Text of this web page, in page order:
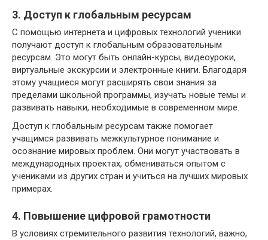
3. Доступ к глобальным ресурсам
С помощью интернета и цифровых технологий ученики
получают доступ к глобальным образовательным
ресурсам. Это могут быть онлайн-курсы, видеоуроки,
виртуальные экскурсии и электронные книги. Благодаря
этому учащиеся могут расширять свои знания за
пределами школьной программы, изучать новые темы и
развивать навыки, необходимые в современном мире.
Доступ к глобальным ресурсам также помогает
учащимся развивать межкультурное понимание и
осознание мировых проблем. Они могут участвовать в
международных проектах, обмениваться опытом с
учениками из других стран и учиться на лучших мировых
примерах.
4. Повышение цифровой грамотности
В условиях стремительного развития технологий, важно,